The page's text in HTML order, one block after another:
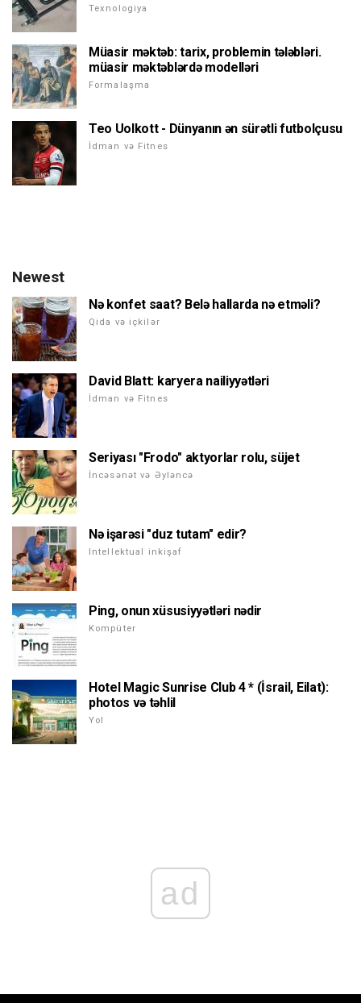
Texnologiya
Müasir məktəb: tarix, problemin tələbləri.
müasir məktəblərdə modelləri
Formalaşma
Teo Uolkott - Dünyanın ən sürətli futbolçusu
İdman və Fitnes
Newest
Nə konfet saat? Belə hallarda nə etməli?
Qida və içkilər
David Blatt: karyera nailiyyətləri
İdman və Fitnes
Seriyası "Frodo" aktyorlar rolu, süjet
İncəsənət və Əyləncə
Nə işarəsi "duz tutam" edir?
Intellektual inkişaf
Ping, onun xüsusiyyətləri nədir
Kompüter
Hotel Magic Sunrise Club 4 * (İsrail, Eilat):
photos və təhlil
Yol
ad